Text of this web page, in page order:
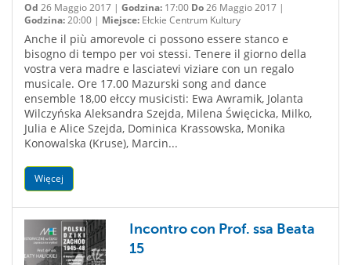
Od 26 Maggio 2017 | Godzina: 17:00 Do26 Maggio 2017 |
Godzina:20:00 | Miejsce: Ełckie Centrum Kultury
Anche il più amorevole ci possono essere stanco e
bisogno di tempo per voi stessi. Tenere il giorno della
vostra vera madre e lasciatevi viziare con un regalo
musicale. Ore 17.00 Mazurski song and dance
ensemble 18,00 ełccy musicisti: Ewa Awramik, Jolanta
Wilczyńska Aleksandra Szejda, Milena Święcicka, Milko,
Julia e Alice Szejda, Dominica Krassowska, Monika
Konowalska (Kruse), Marcin...
Więcej
Incontro con Prof. ssa Beata
15